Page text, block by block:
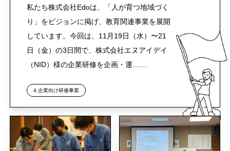
私たち株式会社Edoは、「人が育つ地域づく
り」をビジョンに掲げ、教育関連事業を展開
しています。今回は、11月19日（水）〜21
日（金）の3日間で、株式会社エヌアイデイ
（NID）様の企業研修を企画・運……
4.企業向け研修事業